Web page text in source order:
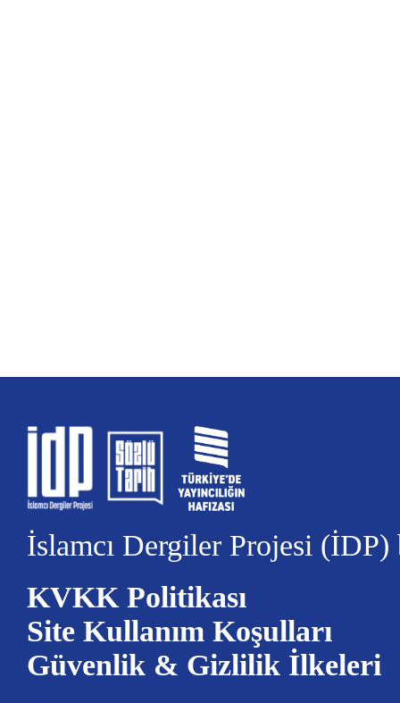
İslamcı Dergiler Projesi
KVKK Politikası
Site Kullanım Koşulları
Güvenlik & Gizlilik İlkeleri